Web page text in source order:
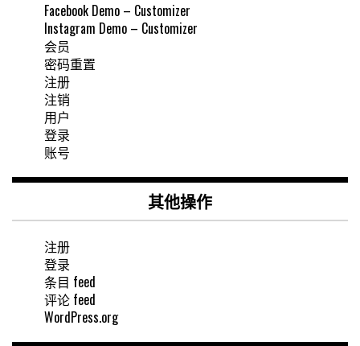
Facebook Demo – Customizer
Instagram Demo – Customizer
会员
密码重置
注册
注销
用户
登录
账号
其他操作
注册
登录
条目 feed
评论 feed
WordPress.org